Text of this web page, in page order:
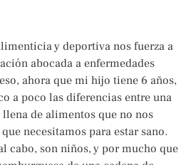
y deportiva nos fuerza a
abocada a enfermedades
ahora que mi hijo tiene 6 años,
a poco las diferencias entre una
de alimentos que no nos
necesitamos para estar sano.
cabo, son niños, y por mucho que